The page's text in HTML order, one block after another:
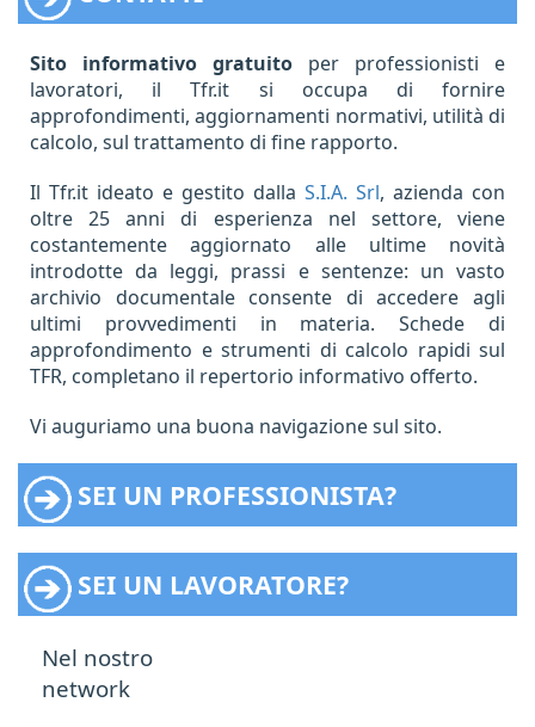
Sito informativo gratuito per professionisti e
lavoratori, il Tfr.it si occupa di fornire
approfondimenti, aggiornamenti normativi, utilità di
calcolo, sul trattamento di fine rapporto.
Il Tfr.it ideato e gestito dalla S.I.A. Srl, azienda con
oltre 25 anni di esperienza nel settore, viene
costantemente aggiornato alle ultime novità
introdotte da leggi, prassi e sentenze: un vasto
archivio documentale consente di accedere agli
ultimi provvedimenti in materia. Schede di
approfondimento e strumenti di calcolo rapidi sul
TFR, completano il repertorio informativo offerto.
Vi auguriamo una buona navigazione sul sito.
SEI UN PROFESSIONISTA?
SEI UN LAVORATORE?
Nel nostro
network